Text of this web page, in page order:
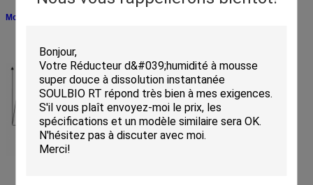
Mode d'emploi :